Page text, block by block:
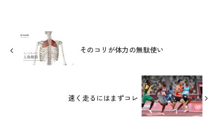
そのコリが体力の無駄使い
速く走るにはまずコレ